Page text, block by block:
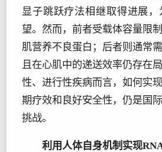
显子跳跃疗法相继取得进展
望。然而，前者受载体容量限
肌营养不良蛋白；后者则通常
且在心肌中的递送效率仍存在
性、进行性疾病而言，如何实
期疗效和良好安全性，仍是国
挑战。
利用人体自身机制实现